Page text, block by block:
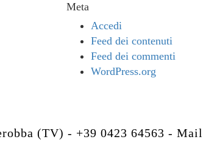
Meta
Accedi
Feed dei contenuti
Feed dei commenti
WordPress.org
(TV) - +39 0423 64563 - Mail